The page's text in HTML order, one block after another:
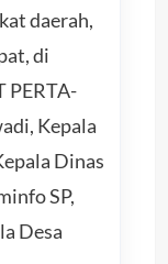
daerah,
di
PERTA-
Kepala
Dinas
SP,
Desa